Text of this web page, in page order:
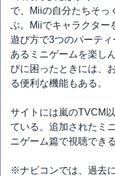
で、Miiの自分たちそっ
ぶ。Miiでキャラクター
遊び方で3つのパーテ
あるミニゲームを楽し
びに困ったときには、
る便利な機能もある。
サイトには嵐のTVCM
ている。追加されたミ
ニゲーム篇で視聴できる
※ナビコンでは、過去